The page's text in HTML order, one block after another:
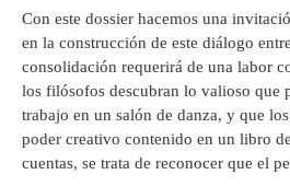
Con este dossier hacemos una
en la construcción de este diálogo
consolidación requerirá de una labor
los filósofos descubran lo valioso que
trabajo en un salón de danza, y que
poder creativo contenido en un libro
cuentas, se trata de reconocer que el